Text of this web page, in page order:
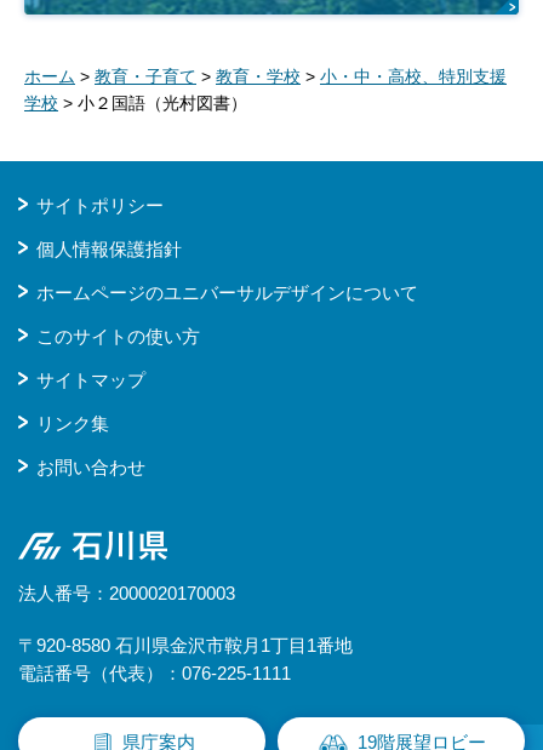
ホーム > 教育・子育て > 教育・学校 > 小・中・高校、特別支援
学校 > 小２国語（光村図書）
サイトポリシー
個人情報保護指針
ホームページのユニバーサルデザインについて
このサイトの使い方
サイトマップ
リンク集
お問い合わせ
石川県
法人番号：2000020170003
〒920-8580 石川県金沢市鞍月1丁目1番地
電話番号（代表）：076-225-1111
県庁案内 19階展望ロビー